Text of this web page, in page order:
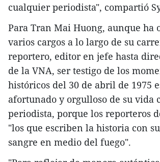
cualquier periodista", compartió
Para Tran Mai Huong, aunque ha
varios cargos a lo largo de su
reportero, editor en jefe hasta
de la VNA, ser testigo de los
históricos del 30 de abril de 1975
afortunado y orgulloso de su vida
periodista, porque los reporteros
"los que escriben la historia con
sangre en medio del fuego".